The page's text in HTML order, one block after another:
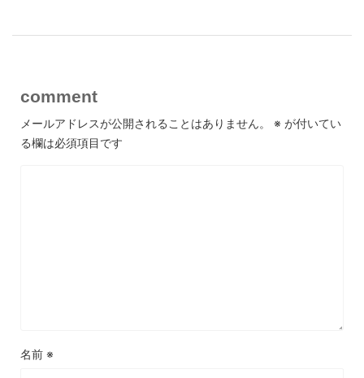
comment
メールアドレスが公開されることはありません。 ※ が付いてい
る欄は必須項目です
名前 ※